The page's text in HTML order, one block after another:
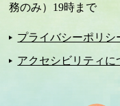
務のみ）19時まで
プライバシーポリシ
アクセシビリティに